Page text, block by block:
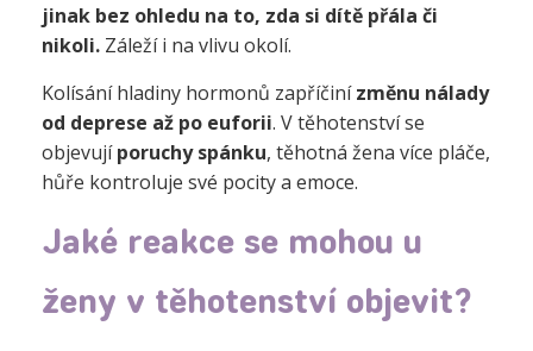
jinak bez ohledu na to, zda si dítě přála či
nikoli. Záleží i na vlivu okolí.
Kolísání hladiny hormonů zapříčinízměnu nálady
od deprese až po euforii. V těhotenství se
objevujíporuchy spánku, těhotná žena více pláče,
hůře kontroluje své pocity a emoce.
Jaké reakce se mohou u
ženy v těhotenství objevit?